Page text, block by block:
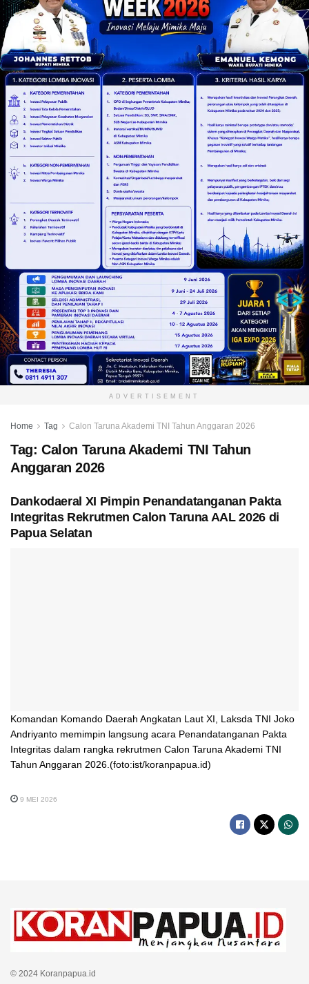
ADVERTISEMENT
Home Tag Calon Taruna Akademi TNI Tahun Anggaran 2026
Tag: Calon Taruna Akademi TNI Tahun
Anggaran 2026
Dankodaeral XI Pimpin Penandatanganan Pakta
Integritas Rekrutmen Calon Taruna AAL 2026 di
Papua Selatan
Komandan Komando Daerah Angkatan Laut XI, Laksda TNI Joko
Andriyanto memimpin langsung acara Penandatanganan Pakta
Integritas dalam rangka rekrutmen Calon Taruna Akademi TNI
Tahun Anggaran 2026.(foto:ist/koranpapua.id)
9 MEI 2026
© 2024 Koranpapua.id